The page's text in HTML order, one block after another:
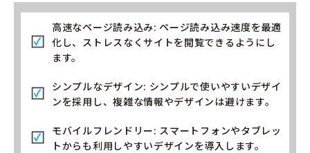
高速なページ読み込み: ページ読み込み速度を最適
化し、ストレスなくサイトを閲覧できるようにし
ます。
シンプルなデザイン: シンプルで使いやすいデザイ
ンを採用し、複雑な情報やデザインは避けます。
モバイルフレンドリー: スマートフォンやタブレッ
トからも利用しやすいデザインを導入します。